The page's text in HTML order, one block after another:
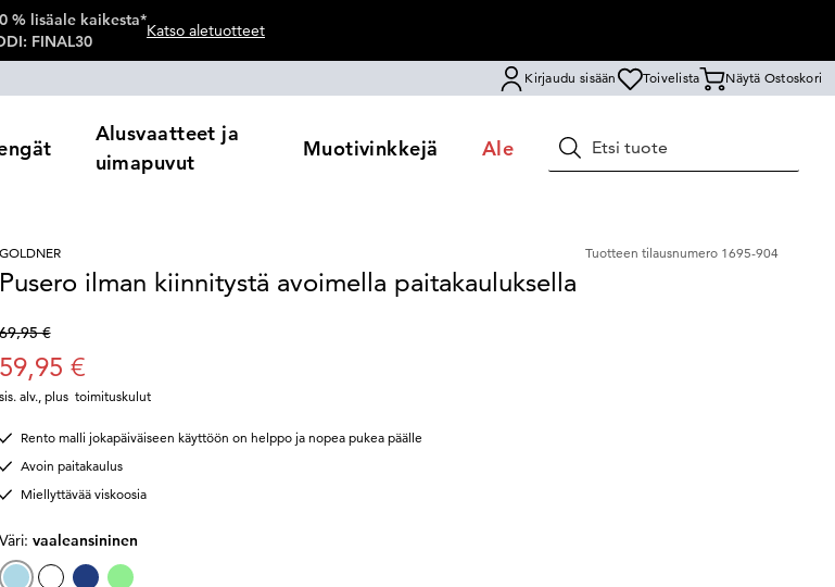
% lisäale kaikesta*
FINAL30
Katso aletuotteet
Kirjaudu sisään Toivelista Näytä Ostoskori
Alusvaatteet ja
uimapuvut
Muotivinkkejä Ale Hae
GOLDNER
Tuotteen tilausnumero 1695-904
Pusero ilman kiinnitystä avoimella paitakauluksella
€
59,95 €
sis. alv., plus toimituskulut
Rento malli jokapäiväiseen käyttöön on helppo ja nopea pukea päälle
Avoin paitakaulus
Miellyttävää viskoosia
Väri: vaaleansininen